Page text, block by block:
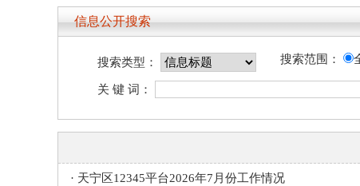
信息公开搜索
搜索类型： 搜索范围：
关 键 词：
· 天宁区12345平台2026年7月份工作情况